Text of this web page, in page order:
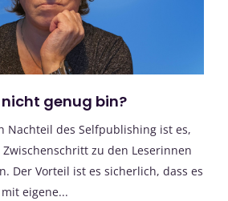
genug bin?
Nachteil des Selfpublishing ist es,
zu den Leserinnen
Der Vorteil ist es sicherlich, dass es
eigene...